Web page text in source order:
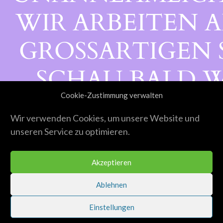
Cookie-Zustimmung verwalten
Wir verwenden Cookies, um unsere Website und
unseren Service zu optimieren.
Akzeptieren
Ablehnen
Einstellungen
WIR ARBEITEN
GROSSARTIGEN
CHAU BALD
ORBEI!